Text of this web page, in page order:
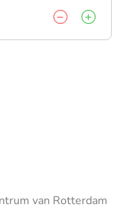
van Rotterdam